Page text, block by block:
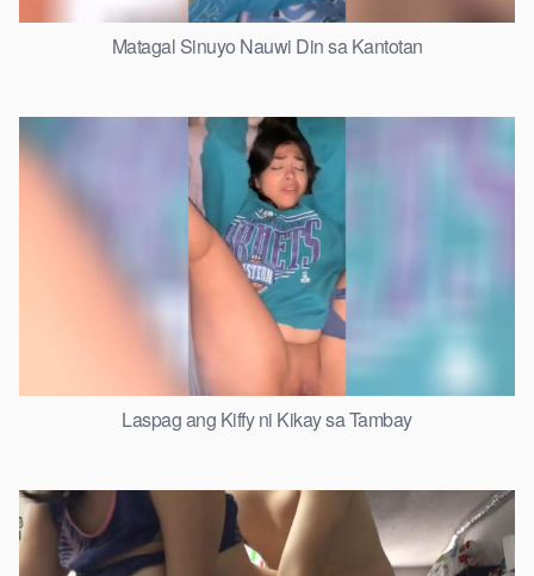
Matagal Sinuyo Nauwi Din sa Kantotan
Laspag ang Kiffy ni Kikay sa Tambay